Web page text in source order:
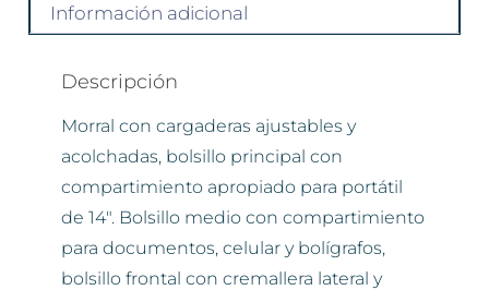
Información adicional
Descripción
Morral con cargaderas ajustables y
acolchadas, bolsillo principal con
compartimiento apropiado para portátil
de 14″. Bolsillo medio con compartimiento
para documentos, celular y bolígrafos,
bolsillo frontal con cremallera lateral y